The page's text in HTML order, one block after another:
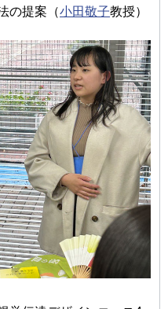
の提案（小田敬子教授）